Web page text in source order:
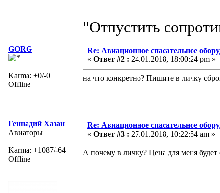
"Отпустить
GORG
Karma: +0/-0
Offline
Re: Авиационное спасательное
« Ответ #2 : 24.01.2018, 18:00:24 pm »
на что конкретно? Пишите в личку
Геннадий Хазан
Авиаторы
Karma: +1087/-64
Offline
Re: Авиационное спасательное
« Ответ #3 : 27.01.2018, 10:22:54 am »
А почему в личку? Цена для меня